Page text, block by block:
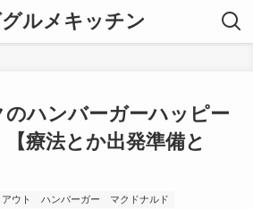
ルメキッチン
のハンバーガーハッピー
療法とか出発準備と
ウト ハンバーガー マクドナルド